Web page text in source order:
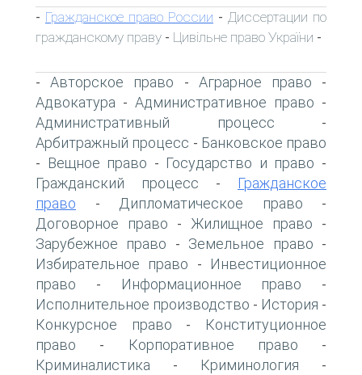
- Гражданское право России - Диссертации по
гражданскому праву - Цивільне право України -
-Авторское право - Аграрное право -
Адвокатура - Административное право -
Административный процесс -
Арбитражный процесс - Банковское право
- Вещное право - Государство и право -
Гражданский процесс -
Гражданское
право - Дипломатическое право -
Договорное право - Жилищное право -
Зарубежное право - Земельное право -
Избирательное право -
Инвестиционное
право - Информационное право -
Исполнительное производство - История -
Конкурсное право -
Конституционное
право - Корпоративное право -
Криминалистика - Криминология -